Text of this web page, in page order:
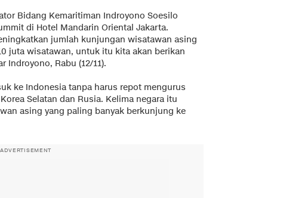
Bidang Kemaritiman Indroyono Soesilo
di Hotel Mandarin Oriental Jakarta.
jumlah kunjungan wisatawan asing
juta wisatawan, untuk itu kita akan berikan
Indroyono, Rabu (12/11).
ke Indonesia tanpa harus repot mengurus
Selatan dan Rusia. Kelima negara itu
asing yang paling banyak berkunjung ke
ADVERTISEMENT